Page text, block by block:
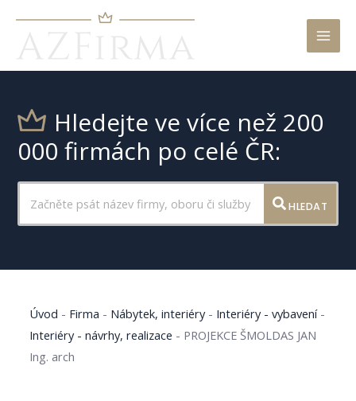
Hledejte ve více než 200
000 firmách po celé ČR:
HLEDAT
Úvod - Firma - Nábytek, interiéry- Interiéry - vybavení-
Interiéry - návrhy, realizace - PROJEKCE ŠMOLDAS JAN
Ing. arch